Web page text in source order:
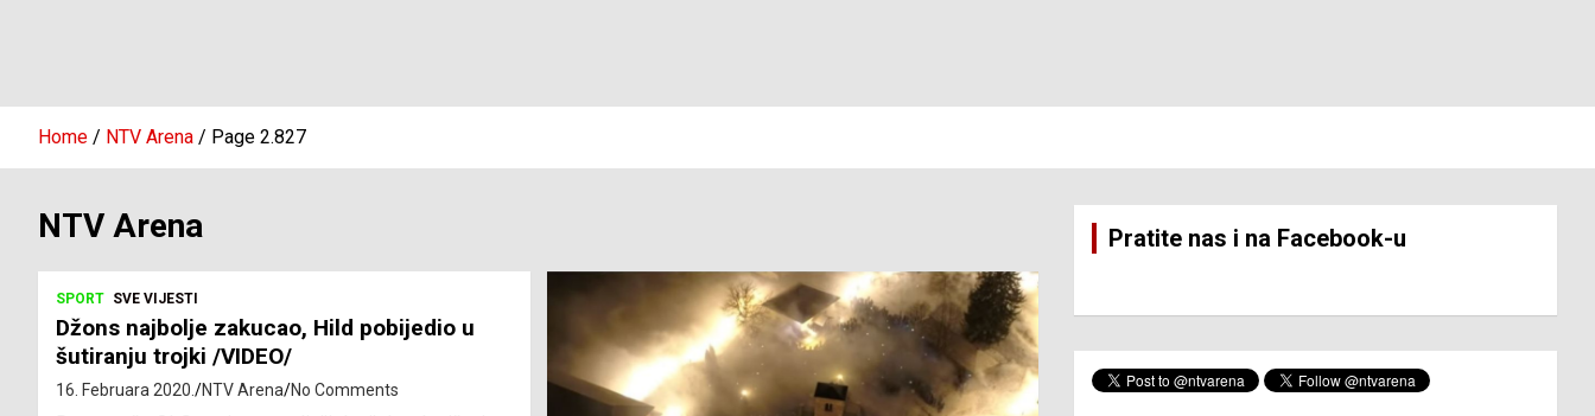
Home NTV Arena Page 2.827
NTV Arena
SPORT SVE VIJESTI
Džons najbolje zakucao, Hild pobijedio u
šutiranju trojki /VIDEO/
16. Februara 2020. NTV Arena No Comments
Pratite nas i na Facebook-u